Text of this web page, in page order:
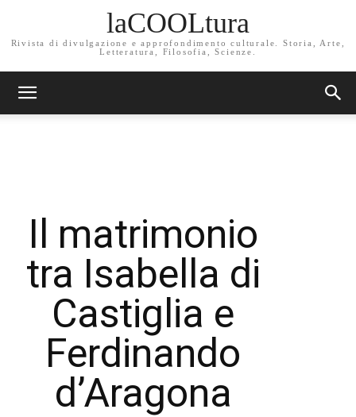
laCOOLtura
Rivista di divulgazione e approfondimento culturale. Storia, Arte,
Letteratura, Filosofia, Scienze.
Il matrimonio
tra Isabella di
Castiglia e
Ferdinando
d’Aragona